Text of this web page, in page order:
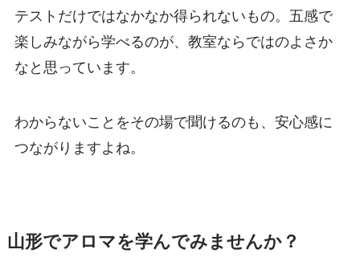
テストだけではなかなか得られないもの。五感で
楽しみながら学べるのが、教室ならではのよさか
なと思っています。
わからないことをその場で聞けるのも、安心感に
つながりますよね。
山形でアロマを学んでみませんか？